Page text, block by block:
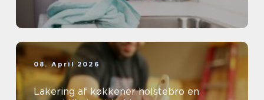
08. April 2026
Lakering af køkkener holstebro en